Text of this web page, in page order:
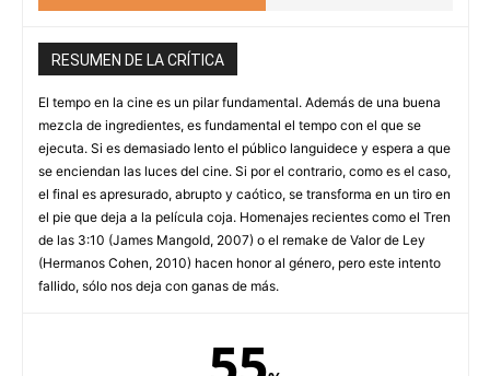
RESUMEN DE LA CRÍTICA
El tempo en la cine es un pilar fundamental. Además de una buena
mezcla de ingredientes, es fundamental el tempo con el que se
ejecuta. Si es demasiado lento el público languidece y espera a que
se enciendan las luces del cine. Si por el contrario, como es el caso,
el final es apresurado, abrupto y caótico, se transforma en un tiro en
el pie que deja a la película coja. Homenajes recientes como el Tren
de las 3:10 (James Mangold, 2007) o el remake de Valor de Ley
(Hermanos Cohen, 2010) hacen honor al género, pero este intento
fallido, sólo nos deja con ganas de más.